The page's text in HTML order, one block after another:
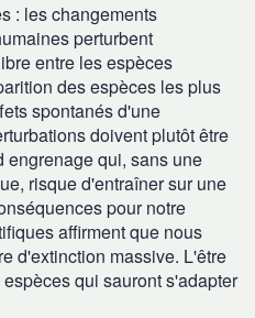
: les changements
perturbent
entre les espèces
des espèces les plus
spontanés d'une
doivent plutôt être
engrenage qui, sans une
risque d'entraîner sur une
pour notre
affirment que nous
d'extinction massive. L'être
qui sauront s'adapter